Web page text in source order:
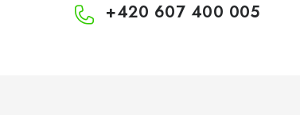
+420 607 400 005